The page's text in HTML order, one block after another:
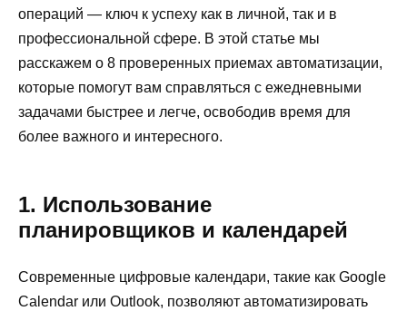
операций — ключ к успеху как в личной, так и в
профессиональной сфере. В этой статье мы
расскажем о 8 проверенных приемах автоматизации,
которые помогут вам справляться с ежедневными
задачами быстрее и легче, освободив время для
более важного и интересного.
1. Использование
планировщиков и календарей
Современные цифровые календари, такие как Google
Calendar или Outlook, позволяют автоматизировать